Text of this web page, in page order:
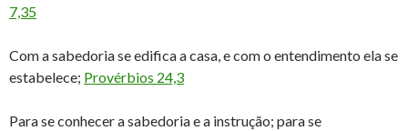
7,35
Com a sabedoria se edifica a casa, e com o entendimento ela se
estabelece; Provérbios 24,3
Para se conhecer a sabedoria e a instrução; para se